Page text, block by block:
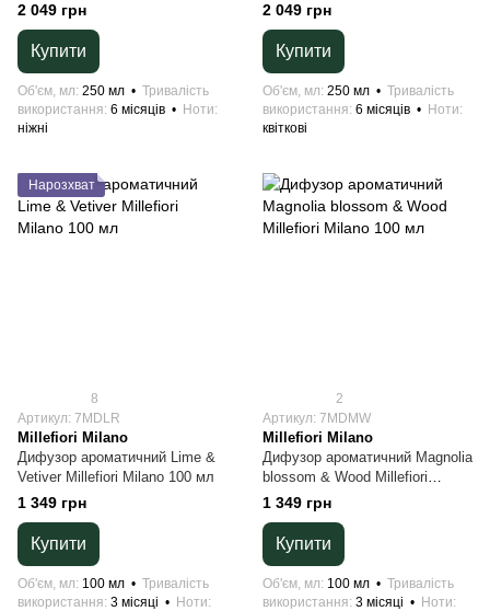
2 049 грн
Купити
Об'єм, мл 250 мл
Тривалість
використання 6 місяців
Ноти
ніжні
2 049 грн
Купити
Об'єм, мл 250 мл
Тривалість
використання 6 місяців
Ноти
квіткові
Нарозхват
8
Артикул: 7MDLR
Millefiori Milano
Дифузор ароматичний Lime &
Vetiver Millefiori Milano 100 мл
1 349 грн
Купити
Об'єм, мл 100 мл
Тривалість
використання 3 місяці
Ноти
2
Артикул: 7MDMW
Millefiori Milano
Дифузор ароматичний Magnolia
blossom & Wood Millefiori
Milano 100 мл
1 349 грн
Купити
Об'єм, мл 100 мл
Тривалість
використання 3 місяці
Ноти